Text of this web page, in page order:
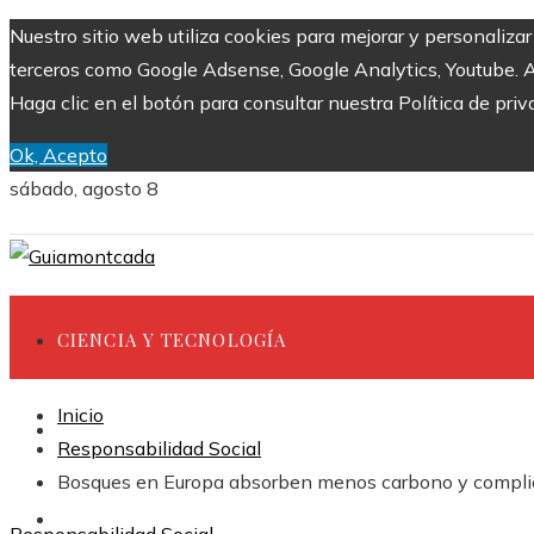
Nuestro sitio web utiliza cookies para mejorar y
terceros como Google Adsense, Google Analytics,
Haga clic en el botón para consultar nuestra Política de
Ok, Acepto
sábado, agosto 8
CIENCIA Y TECNOLOGÍA
INVERSIONES Y NEGOCIOS
Inicio
Responsabilidad Social
Bosques en Europa absorben menos carbono y